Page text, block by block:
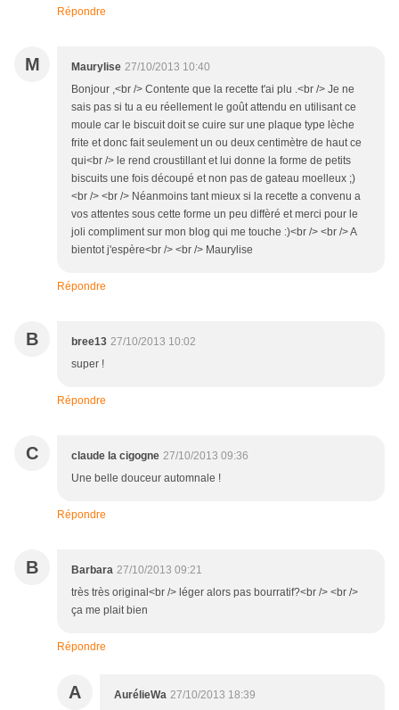
Répondre
M Maurylise 27/10/2013 10:40
Bonjour ,<br /> Contente que la recette t'ai plu .<br /> Je ne
sais pas si tu a eu réellement le goût attendu en utilisant ce
moule car le biscuit doit se cuire sur une plaque type lèche
frite et donc fait seulement un ou deux centimètre de haut ce
qui<br /> le rend croustillant et lui donne la forme de petits
biscuits une fois découpé et non pas de gateau moelleux ;)
<br /> <br /> Néanmoins tant mieux si la recette a convenu a
vos attentes sous cette forme un peu diffèré et merci pour le
joli compliment sur mon blog qui me touche :)<br /> <br /> A
bientot j'espère<br /> <br /> Maurylise
Répondre
B bree13 27/10/2013 10:02
super !
Répondre
C claude la cigogne 27/10/2013 09:36
Une belle douceur automnale !
Répondre
B Barbara 27/10/2013 09:21
très très original<br /> léger alors pas bourratif?<br /> <br />
ça me plait bien
Répondre
A AurélieWa 27/10/2013 18:39